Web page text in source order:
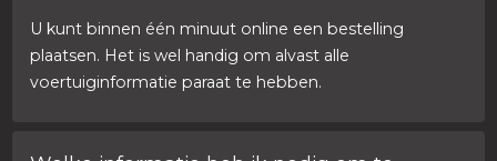
U kunt binnen één minuut online een bestelling
plaatsen. Het is wel handig om alvast alle
voertuiginformatie paraat te hebben.